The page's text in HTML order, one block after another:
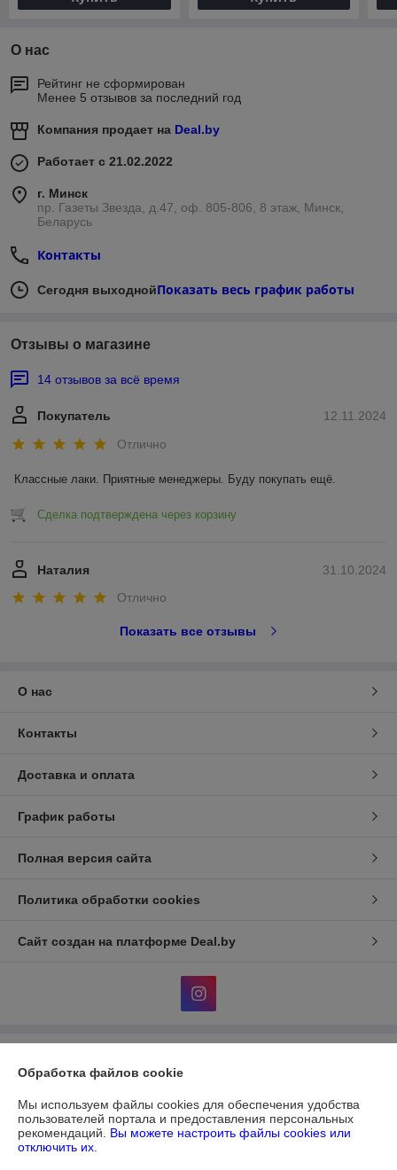
О нас
Рейтинг не сформирован
Менее 5 отзывов за последний год
Компания продает на Deal.by
Работает с 21.02.2022
г. Минск
пр. Газеты Звезда, д.47, оф. 805-806, 8 этаж, Минск,
Беларусь
Контакты
Сегодня выходнойПоказать весь график работы
Отзывы о магазине
14 отзывов за всё время
12.11.2024
Покупатель
Отлично
Классные лаки. Приятные менеджеры. Буду покупать ещё.
Сделка подтверждена через корзину
31.10.2024
Наталия
Отлично
Показать все отзывы
О нас
Контакты
Доставка и оплата
График работы
Полная версия сайта
Политика обработки cookies
Сайт создан на платформе Deal.by
г.Минск,пр.Независимости,95,к.3,ком.32а
Регистрационный номер ЕГР: 690303612
Обработка файлов cookie
Мы используем файлы cookies для обеспечения удобства
пользователей портала и предоставления персональных
рекомендаций. Вы можете настроить файлы cookies или
отключить их.